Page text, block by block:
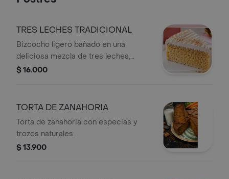
TRES LECHES TRADICIONAL
Bizcocho ligero bañado en una
deliciosa mezcla de tres leches,
cubierto con suave crema y un toque
$ 16.000
TORTA DE ZANAHORIA
Torta de zanahoria con especias y
trozos naturales.
$ 13.900